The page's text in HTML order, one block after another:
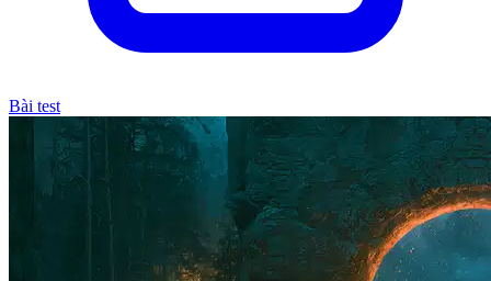
Bài test